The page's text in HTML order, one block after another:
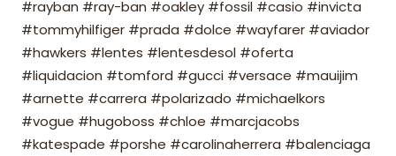
#rayban #ray-ban #oakley #fossil #casio #invicta
#tommyhilfiger #prada #dolce #wayfarer #aviador
#hawkers #lentes #lentesdesol #oferta
#liquidacion #tomford #gucci #versace #mauijim
#arnette #carrera #polarizado #michaelkors
#vogue #hugoboss #chloe #marcjacobs
#katespade #porshe #carolinaherrera #balenciaga